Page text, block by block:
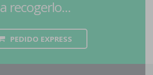
a recogerlo...
PEDIDO EXPRESS